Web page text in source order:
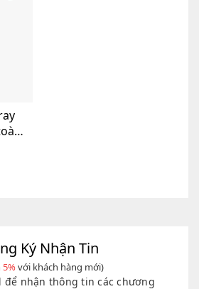
Ký Nhận Tin
5%với khách hàng mới)
để nhận thông tin các chương